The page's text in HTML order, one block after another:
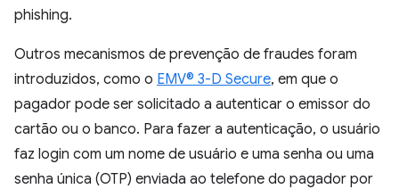
phishing.
Outros mecanismos de prevenção de fraudes foram
introduzidos, como o EMV® 3-D Secure, em que o
pagador pode ser solicitado a autenticar o emissor do
cartão ou o banco. Para fazer a autenticação, o usuário
faz login com um nome de usuário e uma senha ou uma
senha única (OTP) enviada ao telefone do pagador por